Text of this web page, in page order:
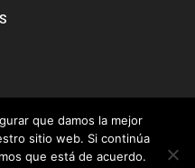
que damos la mejor
sitio web. Si continúa
que está de acuerdo.